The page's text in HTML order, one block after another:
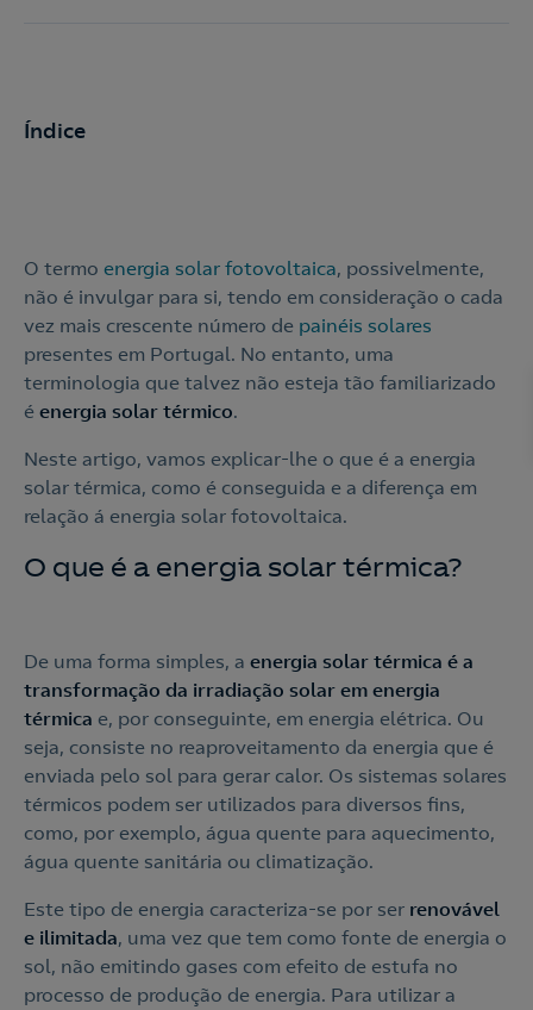
O termo energia solar fotovoltaica, possivelmente,
não é invulgar para si, tendo em consideração o cada
vez mais crescente número de painéis solares
presentes em Portugal. No entanto, uma
terminologia que talvez não esteja tão familiarizado
é energia solar térmico.
Neste artigo, vamos explicar-lhe o que é a energia
solar térmica, como é conseguida e a diferença em
relação á energia solar fotovoltaica.
O que é a energia solar térmica?
De uma forma simples, a energia solar térmica é a
transformação da irradiação solar em energia
térmica e, por conseguinte, em energia elétrica. Ou
seja, consiste no reaproveitamento da energia que é
enviada pelo sol para gerar calor. Os sistemas solares
térmicos podem ser utilizados para diversos fins,
como, por exemplo, água quente para aquecimento,
água quente sanitária ou climatização.
Este tipo de energia caracteriza-se por ser renovável
e ilimitada, uma vez que tem como fonte de energia o
sol, não emitindo gases com efeito de estufa no
processo de produção de energia. Para utilizar a
Índice